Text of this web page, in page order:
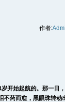
作者:
开始起航的。那一日
不药而愈，黑眼珠转